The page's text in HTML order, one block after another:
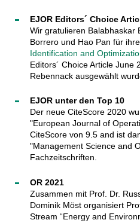
EJOR Editors´ Choice
Wir gratulieren Balabhaskar
Borrero und Hao Pan für
Identification and
Editors´ Choice Article June
Rebennack ausgewählt
EJOR unter den Top 10
Der neue CiteScore 2020
"European Journal of
CiteScore von 9.5 and ist
"Management Science and
Fachzeitschriften.
OR 2021
Zusammen mit Prof. Dr.
Dominik Möst organisiert
Stream “Energy and